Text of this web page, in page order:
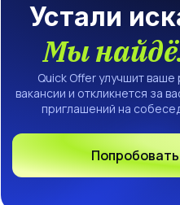
Устали
Мы
Quick Offer улучшит
вакансии и откликнется за
приглашений на